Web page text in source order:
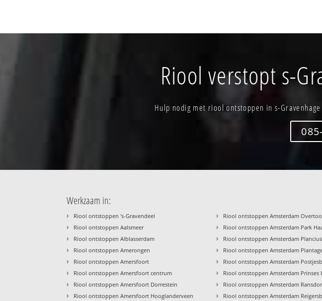
Riool verstopt s-
Hulp nodig met riool ontstoppen in s-
Werkzaam in:
› Riool ontstoppen 's-Gravendeel
› Riool ontstoppen Aalsmeer
› Riool ontstoppen Alblasserdam
› Riool ontstoppen Amerongen
› Riool ontstoppen Amersfoort
› Riool ontstoppen Amersfoort centrum
› Riool ontstoppen Amersfoort Dorrestein
› Riool ontstoppen Amersfoort Hooglanderveen
› Riool ontstoppen Amsterdam
› Riool ontstoppen Amsterdam Park
› Riool ontstoppen Amsterdam
› Riool ontstoppen Amsterdam
› Riool ontstoppen Amsterdam
› Riool ontstoppen Amsterdam Prinses
› Riool ontstoppen Amsterdam
› Riool ontstoppen Amsterdam